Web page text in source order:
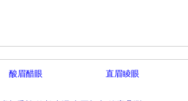
酸眉醋眼
直眉睖眼